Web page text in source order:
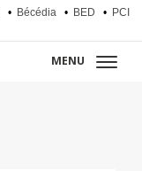
• Bécédia • BED •
PCI
MENU